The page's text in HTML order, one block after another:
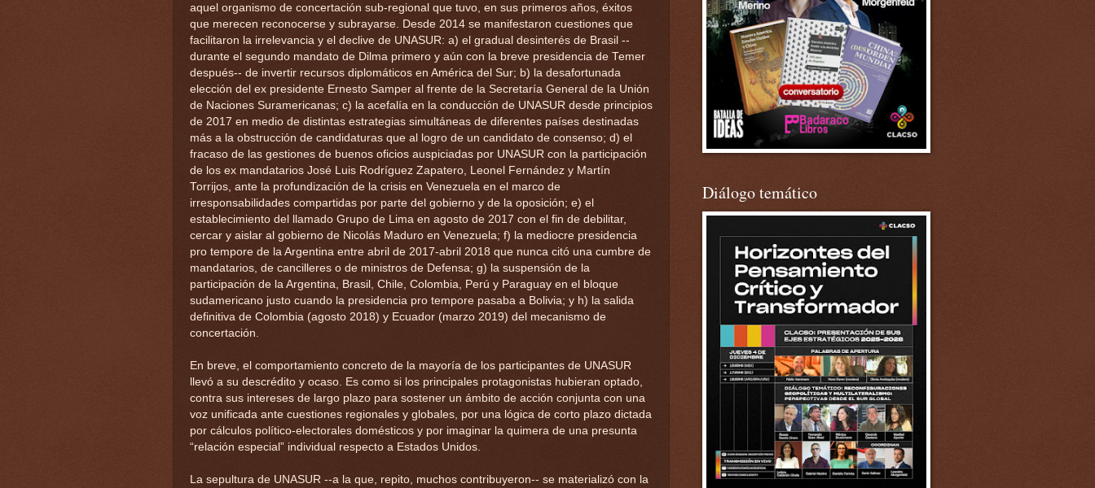
aquel organismo de concertación sub-regional que tuvo, en sus primeros años, éxitos
que merecen reconocerse y subrayarse. Desde 2014 se manifestaron cuestiones que
facilitaron la irrelevancia y el declive de UNASUR: a) el gradual desinterés de Brasil --
durante el segundo mandato de Dilma primero y aún con la breve presidencia de Temer
después-- de invertir recursos diplomáticos en América del Sur; b) la desafortunada
elección del ex presidente Ernesto Samper al frente de la Secretaría General de la Unión
de Naciones Suramericanas; c) la acefalía en la conducción de UNASUR desde principios
de 2017 en medio de distintas estrategias simultáneas de diferentes países destinadas
más a la obstrucción de candidaturas que al logro de un candidato de consenso; d) el
fracaso de las gestiones de buenos oficios auspiciadas por UNASUR con la participación
de los ex mandatarios José Luis Rodríguez Zapatero, Leonel Fernández y Martín
Torrijos, ante la profundización de la crisis en Venezuela en el marco de
irresponsabilidades compartidas por parte del gobierno y de la oposición; e) el
establecimiento del llamado Grupo de Lima en agosto de 2017 con el fin de debilitar,
cercar y aislar al gobierno de Nicolás Maduro en Venezuela; f) la mediocre presidencia
pro tempore de la Argentina entre abril de 2017-abril 2018 que nunca citó una cumbre de
mandatarios, de cancilleres o de ministros de Defensa; g) la suspensión de la
participación de la Argentina, Brasil, Chile, Colombia, Perú y Paraguay en el bloque
sudamericano justo cuando la presidencia pro tempore pasaba a Bolivia; y h) la salida
definitiva de Colombia (agosto 2018) y Ecuador (marzo 2019) del mecanismo de
concertación.
En breve, el comportamiento concreto de la mayoría de los participantes de UNASUR
llevó a su descrédito y ocaso. Es como si los principales protagonistas hubieran optado,
contra sus intereses de largo plazo para sostener un ámbito de acción conjunta con una
voz unificada ante cuestiones regionales y globales, por una lógica de corto plazo dictada
por cálculos político-electorales domésticos y por imaginar la quimera de una presunta
“relación especial” individual respecto a Estados Unidos.
La sepultura de UNASUR --a la que, repito, muchos contribuyeron-- se materializó con la
Diálogo temático